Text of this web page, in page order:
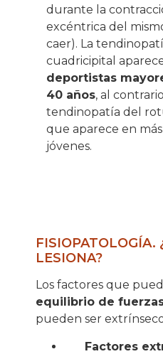
durante la
excéntrica del
caer). La
cuadricipital
deportistas
40 años, al
tendinopatía del
que aparece en más
jóvenes.
FISIOPATOLOGÍA.
LESIONA?
Los factores que
equilibrio de
pueden ser
Factores